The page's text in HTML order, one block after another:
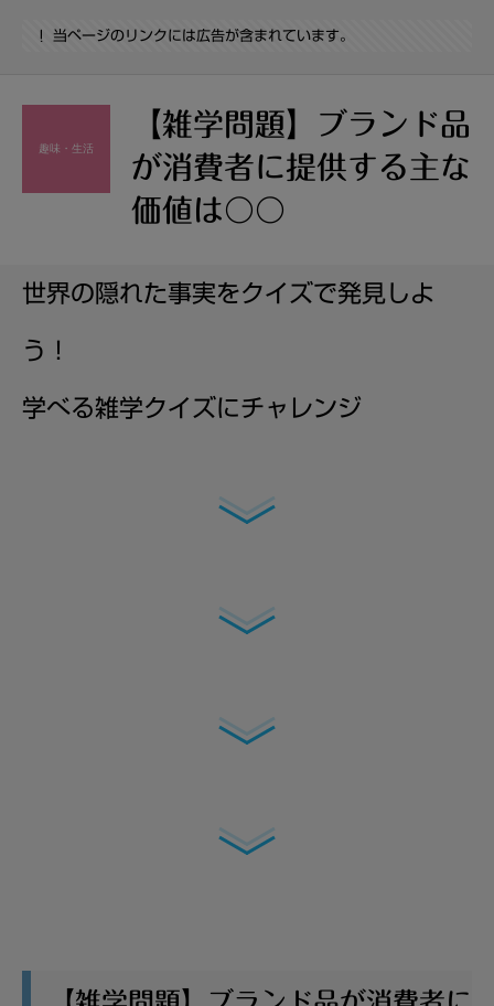
当ページのリンクには広告が含まれています。
趣味・生活
【雑学問題】ブランド品
が消費者に提供する主な
価値は〇〇
世界の隠れた事実をクイズで発見しよ
う！
学べる雑学クイズにチャレンジ